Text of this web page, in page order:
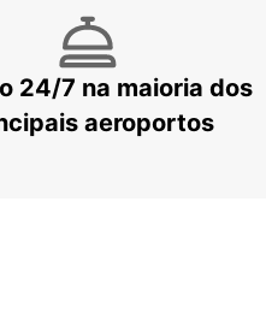
24/7 na maioria dos
aeroportos